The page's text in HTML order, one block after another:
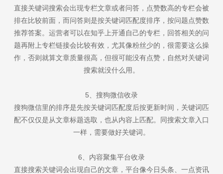
直接关键词搜索会出现专栏文章或者问答，点赞数高的专栏会被
排在比较前面，而问答则是按关键词匹配度排序，按问题点赞数
推荐答案。运营者可以在知乎上开通自己的专栏，回答相关的问
题再附上专栏链接会比较有效，尤其像粉丝少的，很需要这么操
作，否则就算文章质量很高，但很可能没有点赞，自然对关键词
搜索就没什么用。
5、搜狗微信收录
搜狗微信里的排序是先按关键词匹配度后按更新时间，关键词匹
配不仅仅是从文章标题选取，也从内容上匹配。同搜索文章入口
一样，需要做好关键词。
6、内容聚集平台收录
直接搜索关键词会出现自己的文章，平台像今日头条、一点资讯